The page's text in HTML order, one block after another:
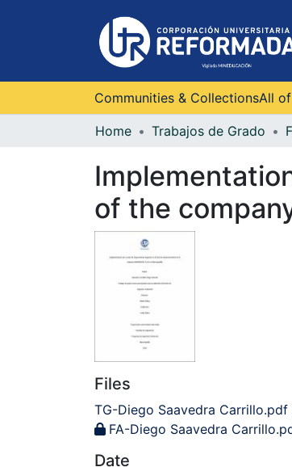
Communities & CollectionsAll
Home Trabajos de Grado
of ​​the
Files
TG-Diego Saavedra Carrillo.pdf
FA-Diego Saavedra
Date